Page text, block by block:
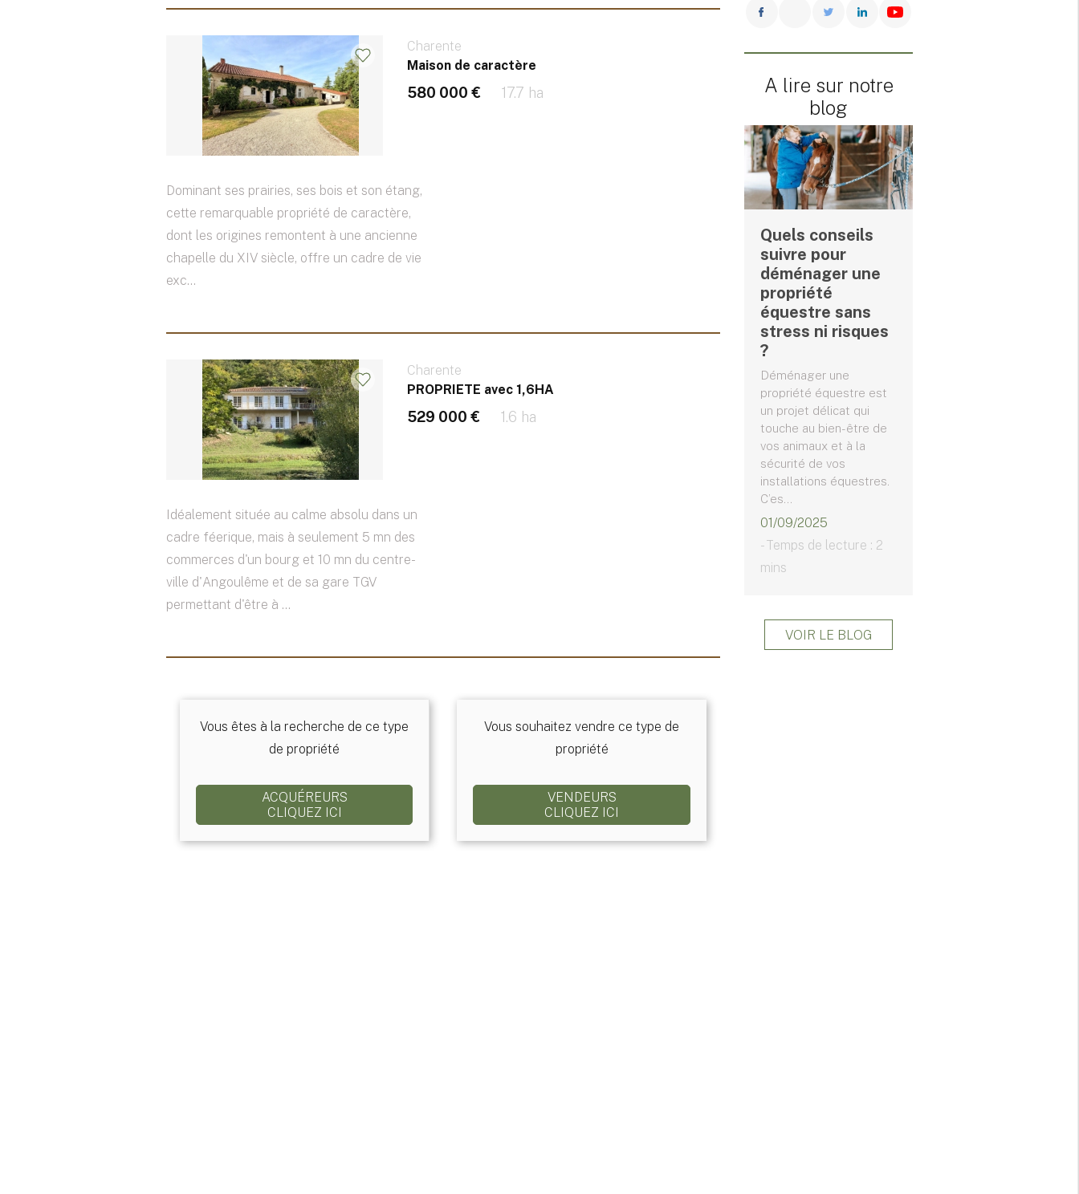
Charente
Maison de caractère
580 000 € 17.7 ha
Dominant ses prairies, ses bois et son étang,
cette remarquable propriété de caractère,
dont les origines remontent à une ancienne
chapelle du XIV siècle, offre un cadre de vie
exc...
Charente
PROPRIETE avec 1,6HA
529 000 € 1.6 ha
Idéalement située au calme absolu dans un
cadre féerique, mais à seulement 5 mn des
commerces d'un bourg et 10 mn du centre-
ville d'Angoulême et de sa gare TGV
permettant d'être à ...
Vous êtes à la recherche de ce type
de propriété
ACQUÉREURS
CLIQUEZ ICI
Vous souhaitez vendre ce type de
propriété
VENDEURS
CLIQUEZ ICI
A lire sur notre
blog
Quels conseils
suivre pour
déménager une
propriété
équestre sans
stress ni risques
?
Déménager une
propriété équestre est
un projet délicat qui
touche au bien-être de
vos animaux et à la
sécurité de vos
installations équestres.
C’es...
01/09/2025
- Temps de lecture : 2
mins
VOIR LE BLOG